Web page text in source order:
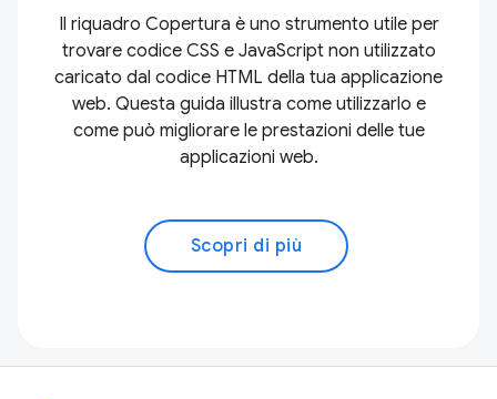
Il riquadro Copertura è uno strumento utile per
trovare codice CSS e JavaScript non utilizzato
caricato dal codice HTML della tua applicazione
web. Questa guida illustra come utilizzarlo e
come può migliorare le prestazioni delle tue
applicazioni web.
Scopri di più